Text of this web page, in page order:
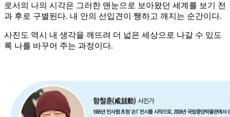
로서의 나의 시각은 그러한 맨눈으로 보아왔던 세계를 보기 전
과 후로 구별된다. 내 안의 선입견이 쨍하고 깨지는 순간이다.
사진도 역시 내 생각을 깨뜨려 더 넓은 세상으로 나갈 수 있도
록 나를 바꾸어 주는 과정이다.